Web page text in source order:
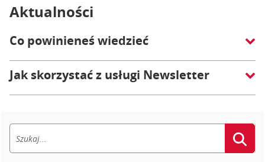
Aktualności
Co powinieneś wiedzieć
Jak skorzystać z usługi Newsletter